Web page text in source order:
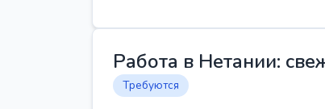
Работа в Нетании:
Требуются